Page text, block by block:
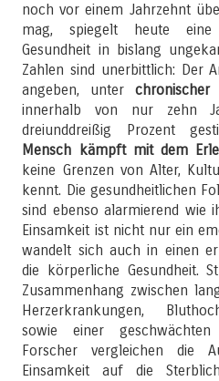
noch vor einem Jahrzehnt
mag, spiegelt heute
Gesundheit in bislang
Zahlen sind unerbittlich: Der
angeben, unter chronischer
innerhalb von nur zehn
dreiunddreißig Prozent
Mensch kämpft mit dem
keine Grenzen von Alter,
kennt. Die gesundheitlichen
sind ebenso alarmierend wie
Einsamkeit ist nicht nur ein
wandelt sich auch in einen
die körperliche Gesundheit.
Zusammenhang zwischen
Herzerkrankungen,
sowie einer
Forscher vergleichen die
Einsamkeit auf die